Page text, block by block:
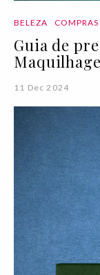
BELEZA COMPRAS
Guia de
11 Dec 2024